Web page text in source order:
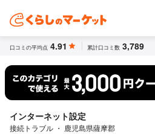
口コミの平均点 4.91 累計口コミ数 3,789
インターネット設定
接続トラブル ・ 鹿児島県薩摩郡